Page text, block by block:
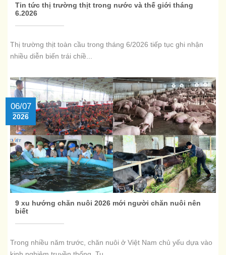
Tin tức thị trường thịt trong nước và thế giới tháng
6.2026
Thị trường thịt toàn cầu trong tháng 6/2026 tiếp tục ghi nhận
nhiều diễn biến trái chiề...
9 xu hướng chăn nuôi 2026 mới người chăn nuôi nên
biết
06/07
2026
Trong nhiều năm trước, chăn nuôi ở Việt Nam chủ yếu dựa vào